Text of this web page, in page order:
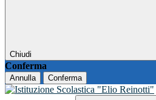
Chiudi
Conferma
Annulla Conferma